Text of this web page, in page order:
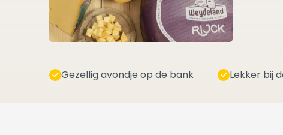
Gezellig avondje op de bank Lekker bij